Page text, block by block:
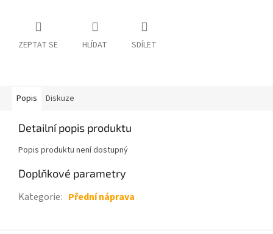
ZEPTAT SE HLÍDAT SDÍLET
Popis Diskuze
Detailní popis produktu
Popis produktu není dostupný
Doplňkové parametry
Kategorie: Přední náprava